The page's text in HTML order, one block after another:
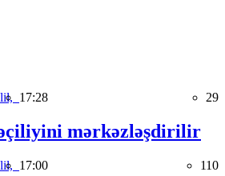
17:28 29
mərkəzləşdirilir
17:00 110